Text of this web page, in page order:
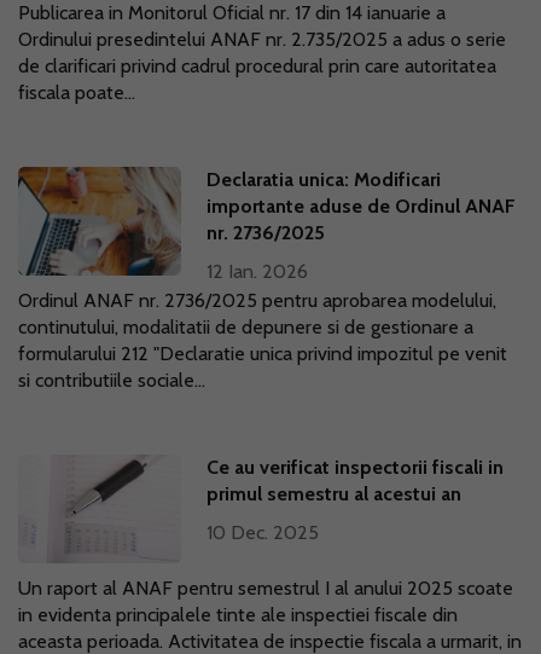
Publicarea in Monitorul Oficial nr. 17 din 14 ianuarie a
Ordinului presedintelui ANAF nr. 2.735/2025 a adus o serie
de clarificari privind cadrul procedural prin care autoritatea
fiscala poate...
Declaratia unica: Modificari
importante aduse de Ordinul ANAF
nr. 2736/2025
12 Ian. 2026
Ordinul ANAF nr. 2736/2025 pentru aprobarea modelului,
continutului, modalitatii de depunere si de gestionare a
formularului 212 "Declaratie unica privind impozitul pe venit
si contributiile sociale...
Ce au verificat inspectorii fiscali in
primul semestru al acestui an
10 Dec. 2025
Un raport al ANAF pentru semestrul I al anului 2025 scoate
in evidenta principalele tinte ale inspectiei fiscale din
aceasta perioada. Activitatea de inspectie fiscala a urmarit, in